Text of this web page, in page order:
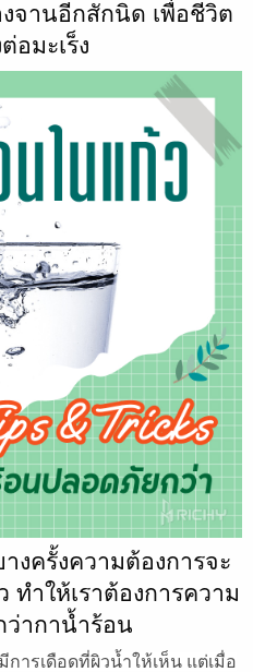
จานอีกสักนิด เพื่อชีวิต
อมะเร็ง
งครั้งความต้องการจะ
ำให้เราต้องการความ
ว่ากาน้ำร้อน
ารเดือดที่ผิวน้ำให้เห็น แต่เมื่อ